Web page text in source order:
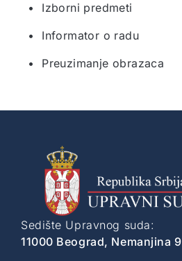
• Izborni predmeti
• Informator o radu
• Preuzimanje obrazaca
Sedište Upravnog suda:
11000 Beograd, Nemanjina 9